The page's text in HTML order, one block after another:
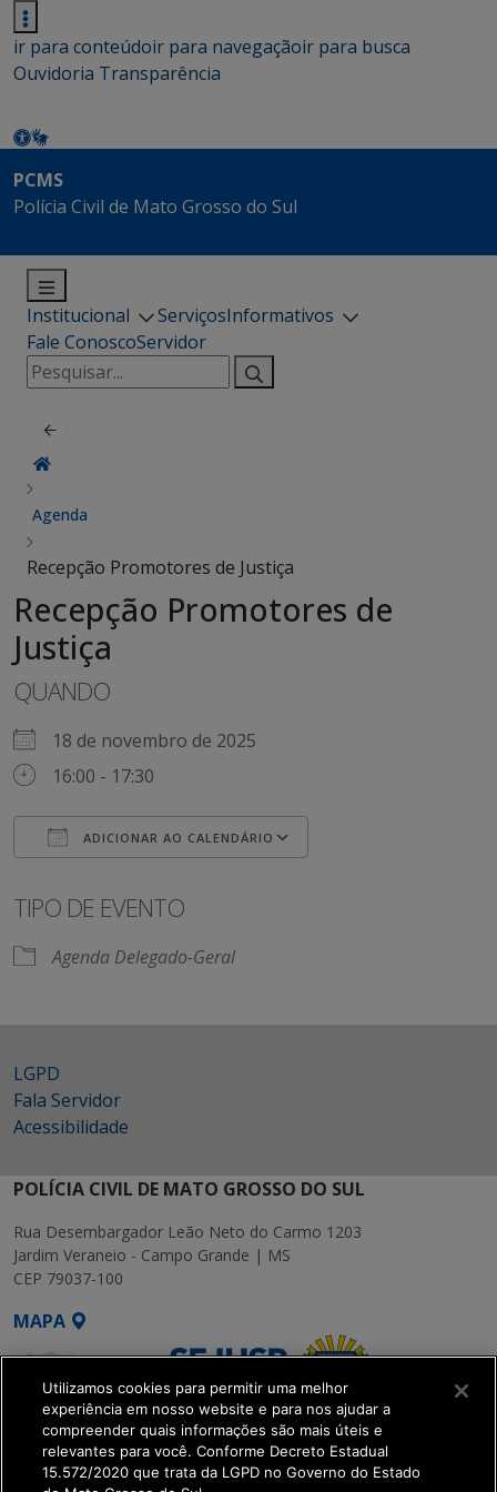
ir para conteúdoir para navegaçãoir para busca
Ouvidoria Transparência
PCMS
Polícia Civil de Mato Grosso do Sul
Institucional ServiçosInformativos
Fale ConoscoServidor
Pesquisar
por:
Agenda
Recepção Promotores de Justiça
Recepção Promotores de
Justiça
QUANDO
18 de novembro de 2025
16:00 - 17:30
ADICIONAR AO CALENDÁRIO
TIPO DE EVENTO
Agenda Delegado-Geral
LGPD
Fala Servidor
Acessibilidade
POLÍCIA CIVIL DE MATO GROSSO DO SUL
Rua Desembargador Leão Neto do Carmo 1203
Jardim Veraneio - Campo Grande | MS
CEP 79037-100
MAPA
SETDIG | Secretaria-
Utilizamos cookies para permitir uma melhor
experiência em nosso website e para nos ajudar a
compreender quais informações são mais úteis e
relevantes para você. Conforme Decreto Estadual
15.572/2020 que trata da LGPD no Governo do Estado